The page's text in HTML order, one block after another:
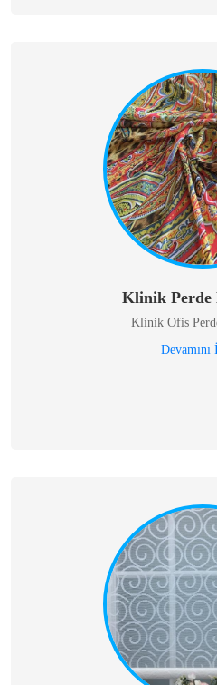
Klinik Perde
Klinik Ofis
Devamını